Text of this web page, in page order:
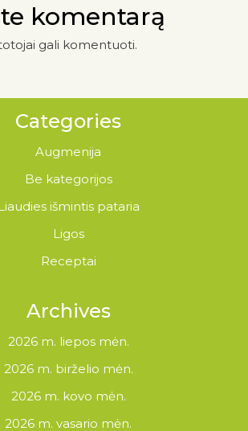
komentarą
gali komentuoti.
Categories
Augmenija
Be kategorijos
išmintis pataria
Ligos
Receptai
Archives
2026 m. liepos mėn.
2026 m. birželio mėn.
2026 m. kovo mėn.
2026 m. vasario mėn.